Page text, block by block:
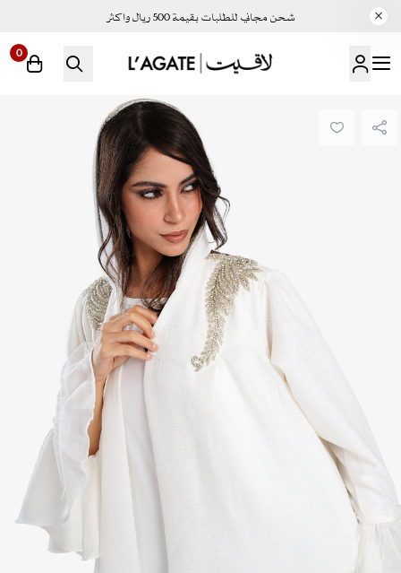
شحن مجاني للطلبات بقيمة 500 ريال واكثر
لاقيت | LAGATE
0